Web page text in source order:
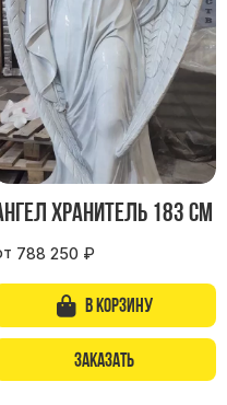
мужу
отцу хранитель 183 см
788 250 ₽
В корзину
Заказать